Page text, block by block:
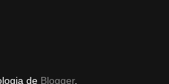
de Blogger.